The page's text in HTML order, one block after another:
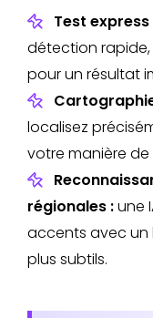
Test
détection rapide,
pour un résultat
localisez
votre manière de
régionales :une
accents avec un
plus subtils.